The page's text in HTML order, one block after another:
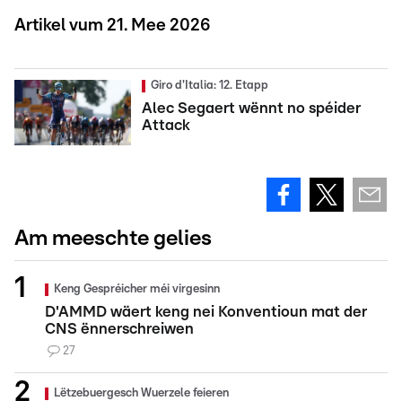
Artikel vum 21. Mee 2026
Giro d'Italia: 12. Etapp
Alec Segaert wënnt no spéider
Attack
Am meeschte gelies
Keng Gespréicher méi virgesinn
D'AMMD wäert keng nei Konventioun mat der
CNS ënnerschreiwen
27
Lëtzebuergesch Wuerzele feieren